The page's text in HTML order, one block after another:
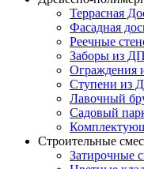
Террасная
Фасадная
Реечные
Заборы из
Ограждения
Ступени из
Лавочный
Садовый
Строительные
Затирочные